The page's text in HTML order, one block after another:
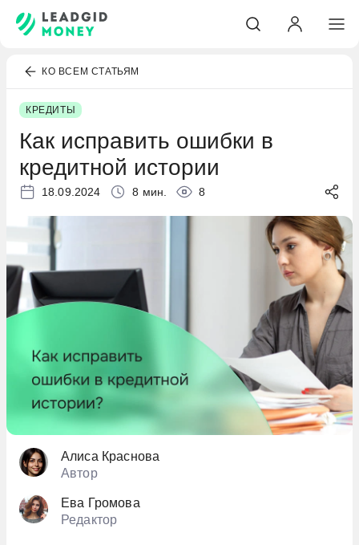
КО ВСЕМ СТАТЬЯМ
КРЕДИТЫ
Как исправить ошибки в
кредитной истории
18.09.2024 8 мин. 8
Алиса Краснова
Автор
Ева Громова
Редактор